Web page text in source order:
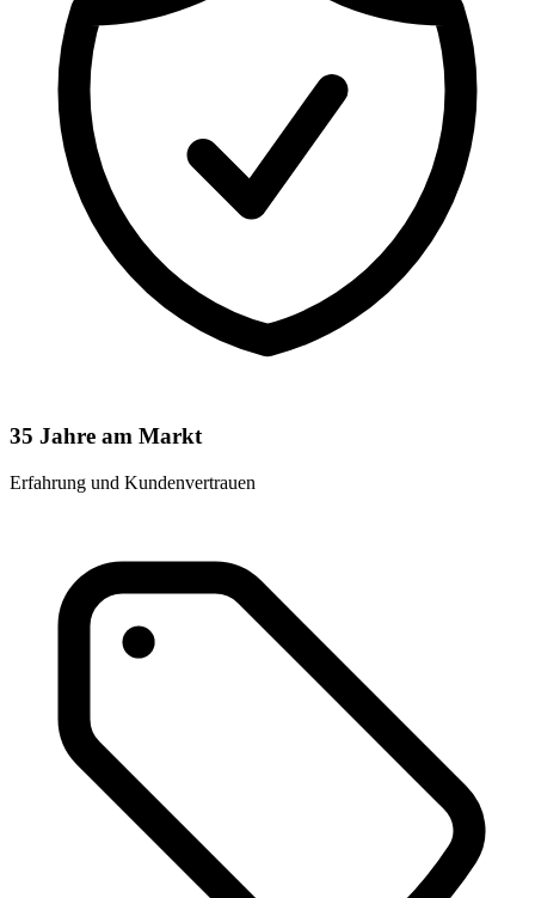
35 Jahre am Markt
Erfahrung und Kundenvertrauen